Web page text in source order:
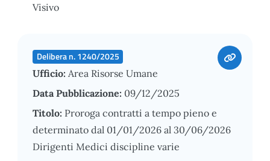
Visivo
Delibera n. 1240/2025
Ufficio: Area Risorse Umane
Data Pubblicazione: 09/12/2025
Titolo: Proroga contratti a tempo pieno e
determinato dal 01/01/2026 al 30/06/2026
Dirigenti Medici discipline varie